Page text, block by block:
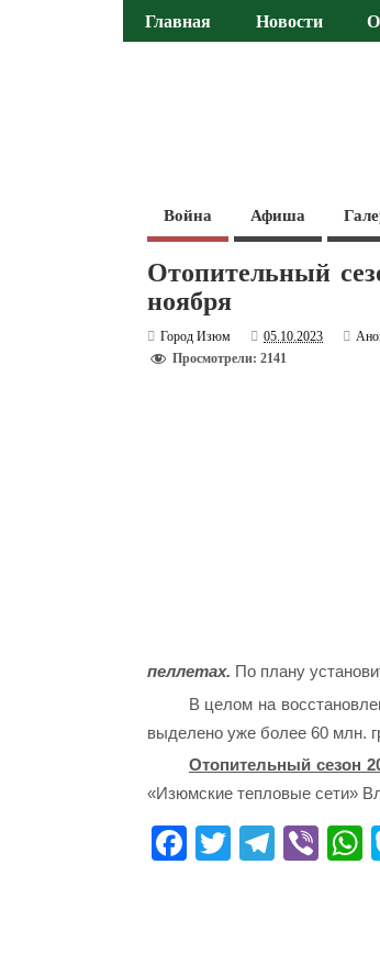
Главная Новости
Война Афиша
Отопительный
ноября
Город Изюм 05.10.2023
Просмотрели: 2141
пеллетах. По плану
В целом на
выделено уже более 60 млн.
Отопительный сезон
«Изюмские тепловые сети»
Fa T
Te Vi